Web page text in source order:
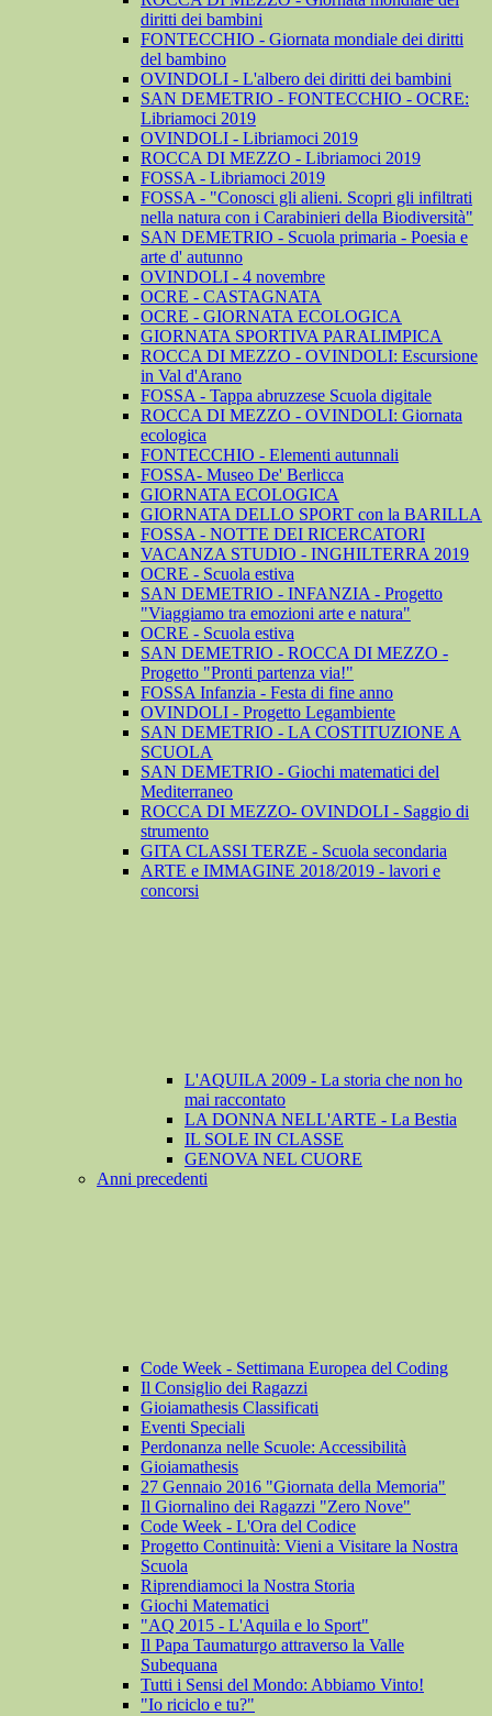
diritti dei bambini
FONTECCHIO - Giornata mondiale dei diritti
del bambino
OVINDOLI - L'albero dei diritti dei bambini
SAN DEMETRIO - FONTECCHIO - OCRE:
Libriamoci 2019
OVINDOLI - Libriamoci 2019
ROCCA DI MEZZO - Libriamoci 2019
FOSSA - Libriamoci 2019
FOSSA - "Conosci gli alieni. Scopri gli infiltrati
nella natura con i Carabinieri della Biodiversità"
SAN DEMETRIO - Scuola primaria - Poesia e
arte d' autunno
OVINDOLI - 4 novembre
OCRE - CASTAGNATA
OCRE - GIORNATA ECOLOGICA
GIORNATA SPORTIVA PARALIMPICA
ROCCA DI MEZZO - OVINDOLI: Escursione
in Val d'Arano
FOSSA - Tappa abruzzese Scuola digitale
ROCCA DI MEZZO - OVINDOLI: Giornata
ecologica
FONTECCHIO - Elementi autunnali
FOSSA- Museo De' Berlicca
GIORNATA ECOLOGICA
GIORNATA DELLO SPORT con la BARILLA
FOSSA - NOTTE DEI RICERCATORI
VACANZA STUDIO - INGHILTERRA 2019
OCRE - Scuola estiva
SAN DEMETRIO - INFANZIA - Progetto
"Viaggiamo tra emozioni arte e natura"
OCRE - Scuola estiva
SAN DEMETRIO - ROCCA DI MEZZO -
Progetto "Pronti partenza via!"
FOSSA Infanzia - Festa di fine anno
OVINDOLI - Progetto Legambiente
SAN DEMETRIO - LA COSTITUZIONE A
SCUOLA
SAN DEMETRIO - Giochi matematici del
Mediterraneo
ROCCA DI MEZZO- OVINDOLI - Saggio di
strumento
GITA CLASSI TERZE - Scuola secondaria
ARTE e IMMAGINE 2018/2019 - lavori e
concorsi
L'AQUILA 2009 - La storia che non ho
mai raccontato
LA DONNA NELL'ARTE - La Bestia
IL SOLE IN CLASSE
GENOVA NEL CUORE
Anni precedenti
Code Week - Settimana Europea del Coding
Il Consiglio dei Ragazzi
Gioiamathesis Classificati
Eventi Speciali
Perdonanza nelle Scuole: Accessibilità
Gioiamathesis
27 Gennaio 2016 "Giornata della Memoria"
Il Giornalino dei Ragazzi "Zero Nove"
Code Week - L'Ora del Codice
Progetto Continuità: Vieni a Visitare la Nostra
Scuola
Riprendiamoci la Nostra Storia
Giochi Matematici
"AQ 2015 - L'Aquila e lo Sport"
Il Papa Taumaturgo attraverso la Valle
Subequana
Tutti i Sensi del Mondo: Abbiamo Vinto!
"Io riciclo e tu?"